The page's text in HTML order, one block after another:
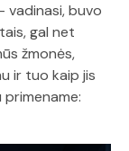
vadinasi, buvo
gal net
žmonės,
ir tuo kaip jis
primename: